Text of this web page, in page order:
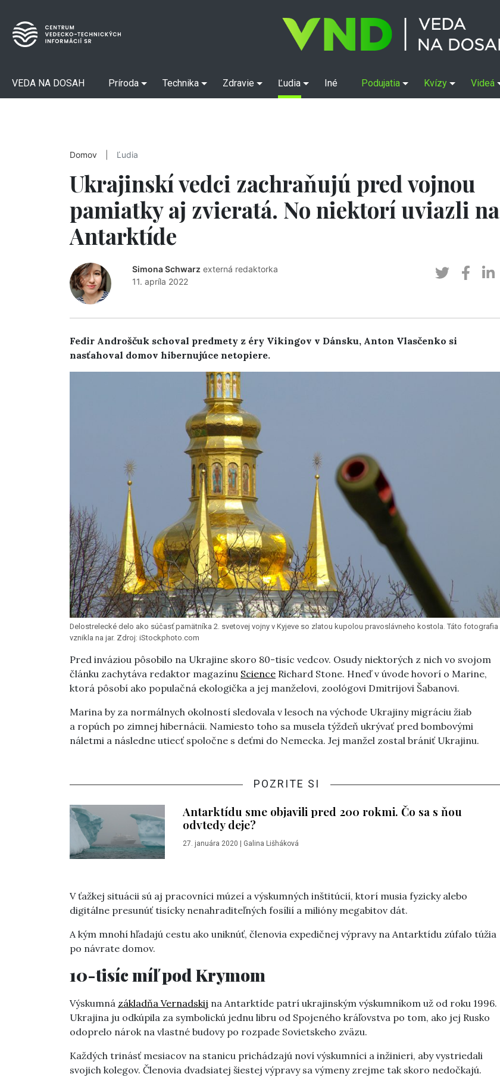
VEDA NA DOSAH Príroda Technika Zdravie Ľudia Iné Podujatia Kvízy Videá
Domov Ľudia
Ukrajinskí vedci zachraňujú pred vojnou
pamiatky aj zvieratá. No niektorí uviazli na
Antarktíde
Simona Schwarz externá redaktorka
11. apríla 2022
Fedir Androščuk schoval predmety z éry Vikingov v Dánsku, Anton Vlasčenko si
nasťahoval domov hibernujúce netopiere.
Delostrelecké delo ako súčasť pamätníka 2. svetovej vojny v Kyjeve so zlatou kupolou pravoslávneho kostola. Táto fotografia
vznikla na jar. Zdroj: iStockphoto.com
Pred inváziou pôsobilo na Ukrajine skoro 80-tisíc vedcov. Osudy niektorých z nich vo svojom
článku zachytáva redaktor magazínu Science Richard Stone. Hneď v úvode hovorí o Marine,
ktorá pôsobí ako populačná ekologička a jej manželovi, zoológovi Dmitrijovi Šabanovi.
Marina by za normálnych okolností sledovala v lesoch na východe Ukrajiny migráciu žiab
a ropúch po zimnej hibernácii. Namiesto toho sa musela týždeň ukrývať pred bombovými
náletmi a následne utiecť spoločne s deťmi do Nemecka. Jej manžel zostal brániť Ukrajinu.
POZRITE SI
Antarktídu sme objavili pred 200 rokmi. Čo sa s ňou
odvtedy deje?
27. januára 2020 Galina Lišháková
V ťažkej situácii sú aj pracovníci múzeí a výskumných inštitúcií, ktorí musia fyzicky alebo
digitálne presunúť tisícky nenahraditeľných fosílií a milióny megabitov dát.
A kým mnohí hľadajú cestu ako uniknúť, členovia expedičnej výpravy na Antarktídu zúfalo túžia
po návrate domov.
10-tisíc míľ pod Krymom
Výskumná základňa Vernadskij na Antarktíde patrí ukrajinským výskumníkom už od roku 1996.
Ukrajina ju odkúpila za symbolickú jednu libru od Spojeného kráľovstva po tom, ako jej Rusko
odoprelo nárok na vlastné budovy po rozpade Sovietskeho zväzu.
Každých trinásť mesiacov na stanicu prichádzajú noví výskumníci a inžinieri, aby vystriedali
svojich kolegov. Členovia dvadsiatej šiestej výpravy sa výmeny zrejme tak skoro nedočkajú.